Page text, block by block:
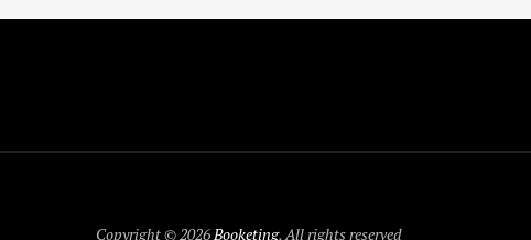
Copyright © 2026 Booketing. All rights reserved